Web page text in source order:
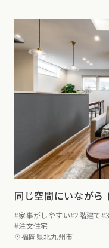
同じ空間にいながら
#家事がしやすい#2階建て
#注文住宅
福岡県北九州市